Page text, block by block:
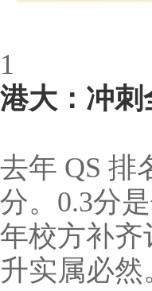
1
港大：冲刺
去年 QS 排
分。0.3分
年校方补
升实属必然